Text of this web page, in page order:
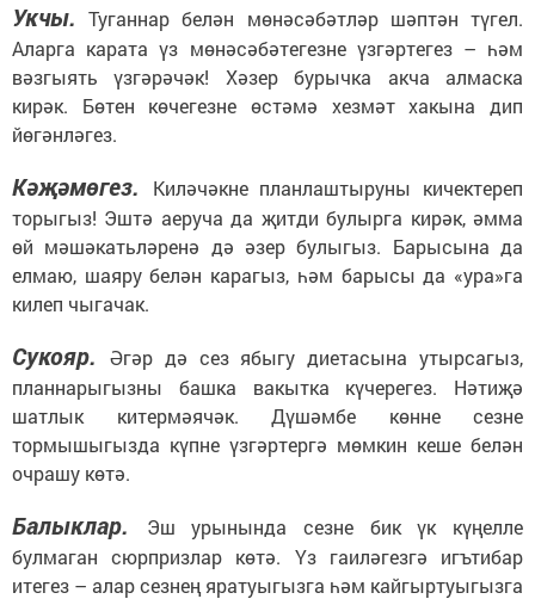
Укчы. Туганнар белән мөнәсәбәтләр шәптән түгел.
Аларга карата үз мөнәсәбәтегезне үзгәртегез – һәм
вәзгыять үзгәрәчәк! Хәзер бурычка акча алмаска
кирәк. Бөтен көчегезне өстәмә хезмәт хакына дип
йөгәнләгез.
Кәҗәмөгез.
Киләчәкне планлаштыруны кичектереп
торыгыз! Эштә аеруча да җитди булырга кирәк, әмма
өй мәшәкатьләренә дә әзер булыгыз. Барысына да
елмаю, шаяру белән карагыз, һәм барысы да «ура»га
килеп чыгачак.
Сукояр.
Әгәр дә сез ябыгу диетасына утырсагыз,
планнарыгызны башка вакытка күчерегез. Нәтиҗә
шатлык китермәячәк. Дүшәмбе көнне сезне
тормышыгызда күпне үзгәртергә мөмкин кеше белән
очрашу көтә.
Балыклар.
Эш урынында сезне бик үк күңелле
булмаган сюрпризлар көтә. Үз гаиләгезгә игътибар
итегез – алар сезнең яратуыгызга һәм кайгыртуыгызга